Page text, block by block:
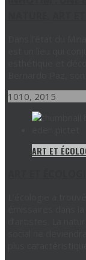
1010, 2015
ART ET